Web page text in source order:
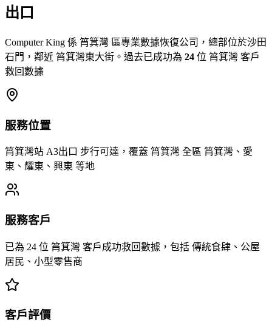
出口
Computer King 係 筲箕灣 區專業數據恢復公司，總部位於沙田
石門，鄰近 筲箕灣東大街。過去已成功為 24 位 筲箕灣 客戶
救回數據
服務位置
筲箕灣站 A3出口 步行可達，覆蓋 筲箕灣 全區 筲箕灣、愛
東、耀東、興東 等地
服務客戶
已為 24 位 筲箕灣 客戶成功救回數據，包括 傳統食肆、公屋
居民、小型零售商
客戶評價